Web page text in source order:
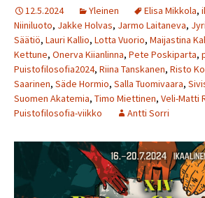
12.5.2024 Yleinen Elisa Mikkola,
Niiniluoto, Jakke Holvas, Jarmo Laitaneva,
Säätiö, Lauri Kallio, Lotta Vuorio, Maijastina
Kettune, Onerva Kiianlinna, Pete Poskiparta,
Puistofilosofia2024, Riina Tanskanen, Risto
Saarinen, Säde Hormio, Salla Tuomivaara,
Suomen Akatemia, Timo Miettinen, Veli-Matti
Puistofilosofia-viikko
Antti Sorri